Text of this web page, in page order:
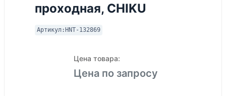
проходная, CHIKU
Артикул: HNT-132869
Цена товара:
Цена по запросу